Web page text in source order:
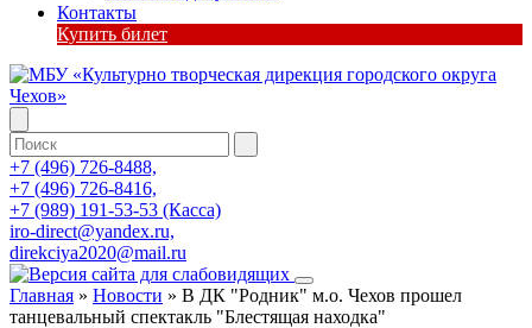
Контакты
Купить билет
+7 (496) 726-8488,
+7 (496) 726-8416,
+7 (989) 191-53-53 (Касса)
iro-direct@yandex.ru,
direkciya2020@mail.ru
Главная » Новости » В ДК "Родник" м.о. Чехов прошел
танцевальный спектакль "Блестящая находка"